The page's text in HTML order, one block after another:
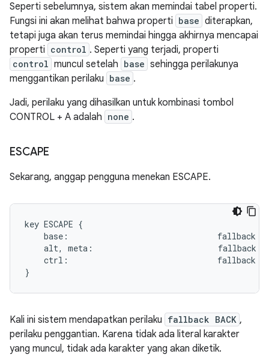
Seperti sebelumnya, sistem akan memindai tabel properti.
Fungsi ini akan melihat bahwa properti base diterapkan,
tetapi juga akan terus memindai hingga akhirnya mencapai
properti control . Seperti yang terjadi, properti
control muncul setelah base sehingga perilakunya
menggantikan perilaku base .
Jadi, perilaku yang dihasilkan untuk kombinasi tombol
CONTROL + A adalah none .
ESCAPE
Sekarang, anggap pengguna menekan ESCAPE.
key ESCAPE {
base:                               fallback
alt, meta:                          fallback
ctrl:                               fallback
Kali ini sistem mendapatkan perilaku fallback BACK ,
perilaku penggantian. Karena tidak ada literal karakter
yang muncul, tidak ada karakter yang akan diketik.